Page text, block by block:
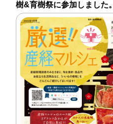
樹&育樹祭に参加しました。